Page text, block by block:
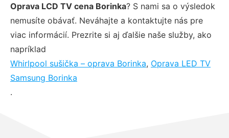
Oprava LCD TV cena Borinka? S nami sa o výsledok
nemusíte obávať. Neváhajte a kontaktujte nás pre
viac informácií. Prezrite si aj ďalšie naše služby, ako
napríklad
Whirlpool sušička – oprava Borinka, Oprava LED TV
Samsung Borinka
.